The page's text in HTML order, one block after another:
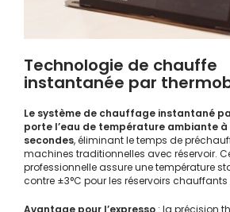
Technologie de chauffe
instantanée par
Le système de chauffage instantané
porte l’eau de température ambiante à
secondes, éliminant le temps de
machines traditionnelles avec réservoir.
professionnelle assure une température
contre ±3°C pour les réservoirs
Avantage pour l’expresso : la précision